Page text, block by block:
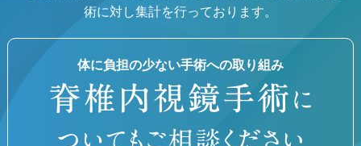
術に対し集計を行っております。
体に負担の少ない手術への取り組み